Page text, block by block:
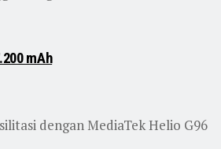
mAh
dengan MediaTek Helio G96